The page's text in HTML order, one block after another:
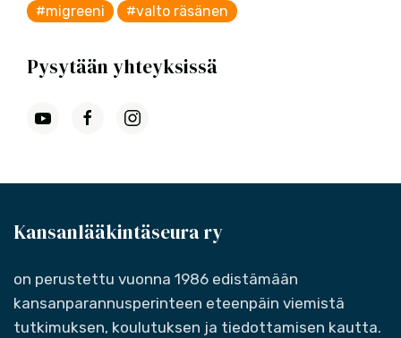
#migreeni
#valto räsänen
Pysytään yhteyksissä
Kansanlääkintäseura ry
on perustettu vuonna 1986 edistämään
kansanparannusperinteen eteenpäin viemistä
tutkimuksen, koulutuksen ja tiedottamisen kautta.